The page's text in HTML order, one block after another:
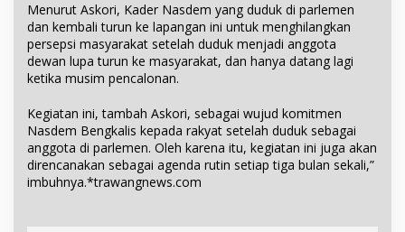
Menurut Askori, Kader Nasdem yang duduk di parlemen
dan kembali turun ke lapangan ini untuk menghilangkan
persepsi masyarakat setelah duduk menjadi anggota
dewan lupa turun ke masyarakat, dan hanya datang lagi
ketika musim pencalonan.
Kegiatan ini, tambah Askori, sebagai wujud komitmen
Nasdem Bengkalis kepada rakyat setelah duduk sebagai
anggota di parlemen. Oleh karena itu, kegiatan ini juga akan
direncanakan sebagai agenda rutin setiap tiga bulan sekali,”
imbuhnya.*trawangnews.com